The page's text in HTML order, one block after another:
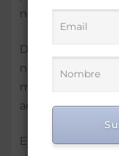
nombrada jueza
Después de
no aceptar el
manera de
acción
En el 2011, el